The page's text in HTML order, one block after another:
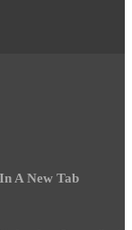
A New Tab